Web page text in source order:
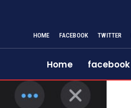
HOME FACEBOOK TWITTER
Home facebook